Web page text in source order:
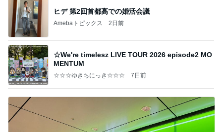
ヒデ 第2回首都高での婚活会議
Amebaトピックス 2日前
☆We're timelesz LIVE TOUR 2026 episode2 MO
MENTUM
☆☆☆ゆきちにっき☆☆☆ 7日前